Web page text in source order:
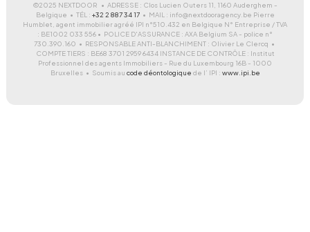
©2025 NEXTDOOR • ADRESSE : Clos Lucien Outers 11, 1160 Auderghem -
Belgique • TÉL : +32 2 887 34 17• MAIL : info@nextdooragency.be Pierre
Humblet, agent immobilier agréé IPI n°510.432 en Belgique N° Entreprise / TVA
: BE1002 033 556 • POLICE D'ASSURANCE : AXA Belgium SA - police n°
730.390.160 • RESPONSABLE ANTI-BLANCHIMENT : Olivier Le Clercq •
COMPTE TIERS : BE68 3701 2959 6434 INSTANCE DE CONTRÔLE : Institut
Professionnel des agents Immobiliers - Rue du Luxembourg 16B - 1000
Bruxelles • Soumis au code déontologique de l’ IPI : www.ipi.be